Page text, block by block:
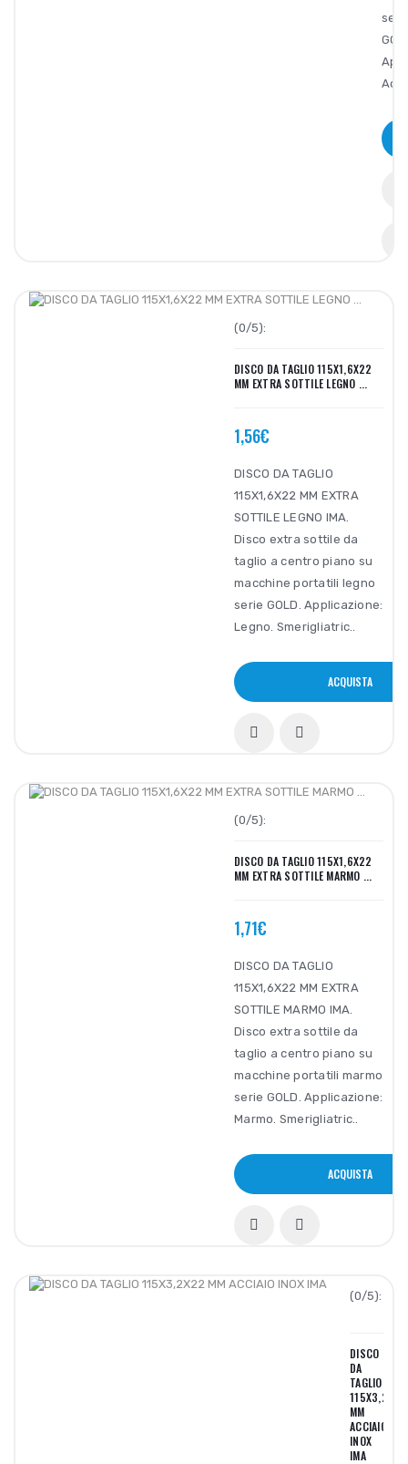
(0/5):
DISCO DA TAGLIO 115X1,6X22
MM EXTRA SOTTILE LEGNO ...
1,56€
DISCO DA TAGLIO
115X1,6X22 MM EXTRA
SOTTILE LEGNO IMA.
Disco extra sottile da
taglio a centro piano su
macchine portatili legno
serie GOLD. Applicazione:
Legno. Smerigliatric..
ACQUISTA
(0/5):
DISCO DA TAGLIO 115X1,6X22
MM EXTRA SOTTILE MARMO ...
1,71€
DISCO DA TAGLIO
115X1,6X22 MM EXTRA
SOTTILE MARMO IMA.
Disco extra sottile da
taglio a centro piano su
macchine portatili marmo
serie GOLD. Applicazione:
Marmo. Smerigliatric..
ACQUISTA
(0/5):
DISCO
DA
TAGLIO
115X3,2X22
MM
ACCIAIO
INOX
IMA